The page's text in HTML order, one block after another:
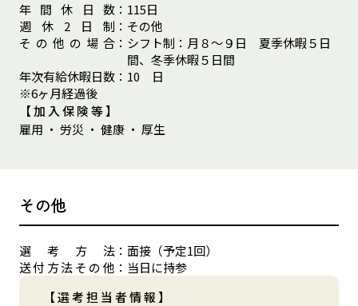
年 間 休 日 数： 115日
週
休 2 日 制 ： その他
そ の 他 の 場 合： シフト制：月８～９日 夏季休暇５日
間、冬季休暇５日間
年次有給休暇日数
※6ヶ月経過後
： 10 日
【加入保険等】
雇用 ・ 労災 ・ 健康 ・ 厚生
その他
選 考 方 法： 面接（予定1回）
送付 方法そ の他 ： 当日に持参
【選考担当者情報】